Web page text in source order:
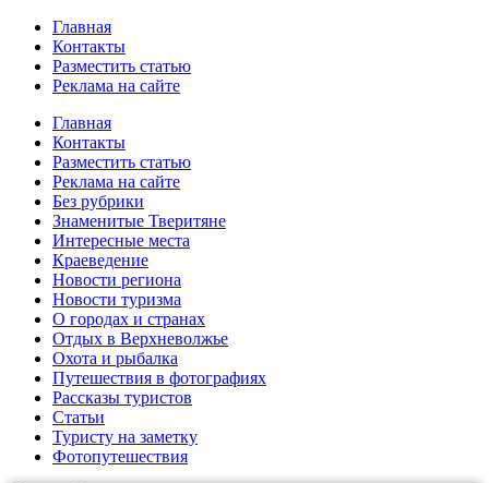
Главная
Контакты
Разместить статью
Реклама на сайте
Главная
Контакты
Разместить статью
Реклама на сайте
Без рубрики
Знаменитые Тверитяне
Интересные места
Краеведение
Новости региона
Новости туризма
О городах и странах
Отдых в Верхневолжье
Охота и рыбалка
Путешествия в фотографиях
Рассказы туристов
Статьи
Туристу на заметку
Фотопутешествия